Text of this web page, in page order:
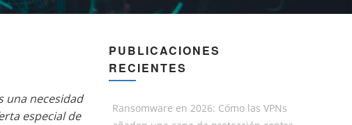
una necesidad
especial de
PUBLICACIONES
RECIENTES
Ransomware en 2026: Cómo las VPNs